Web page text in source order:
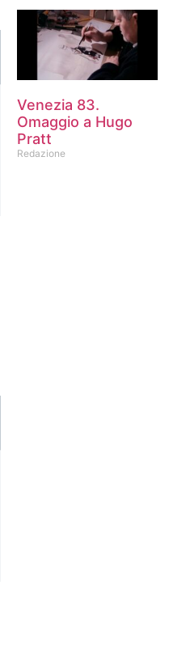
Venezia 83.
Omaggio a Hugo
Pratt
Redazione